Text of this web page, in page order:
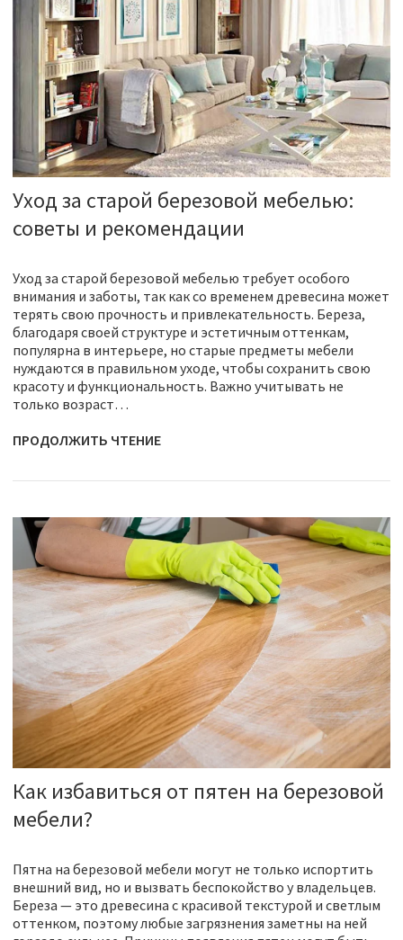
Уход за старой березовой мебелью:
советы и рекомендации
Уход за старой березовой мебелью требует особого
внимания и заботы, так как со временем древесина может
терять свою прочность и привлекательность. Береза,
благодаря своей структуре и эстетичным оттенкам,
популярна в интерьере, но старые предметы мебели
нуждаются в правильном уходе, чтобы сохранить свою
красоту и функциональность. Важно учитывать не
только возраст…
ПРОДОЛЖИТЬ ЧТЕНИЕ
Как избавиться от пятен на березовой
мебели?
Пятна на березовой мебели могут не только испортить
внешний вид, но и вызвать беспокойство у владельцев.
Береза — это древесина с красивой текстурой и светлым
оттенком, поэтому любые загрязнения заметны на ней